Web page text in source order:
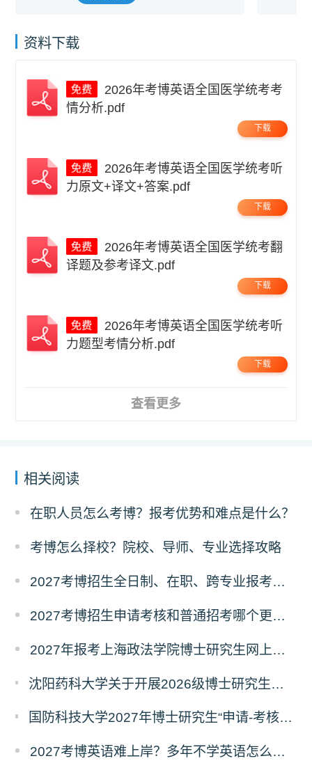
资料下载
情分析.pdf
下载
力原文+译文+答案.pdf
下载
译题及参考译文.pdf
下载
力题型考情分析.pdf
下载
查看更多
相关阅读
在职人员怎么考博？报考优势和难点是什么？
考博怎么择校？院校、导师、专业选择攻略
2027考博招生全日制、在职、跨专业报考要求
2027考博招生申请考核和普通招考哪个更好考？
2027年报考上海政法学院博士研究生网上报名公告
沈阳药科大学关于开展2026级博士研究生录取后信息采集及档案调取等相关工作的通知
国防科技大学2027年博士研究生“申请-考核”制招生专业基础笔试考试大纲
2027考博英语难上岸？多年不学英语怎么备考？